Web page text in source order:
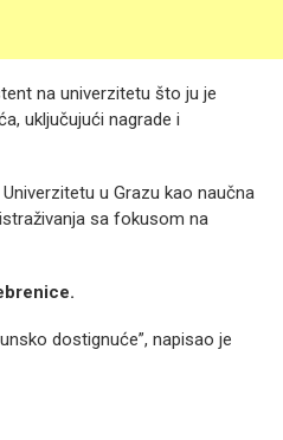
na univerzitetu što ju je
uključujući nagrade i
u Grazu kao naučna
sa fokusom na
dostignuće”, napisao je